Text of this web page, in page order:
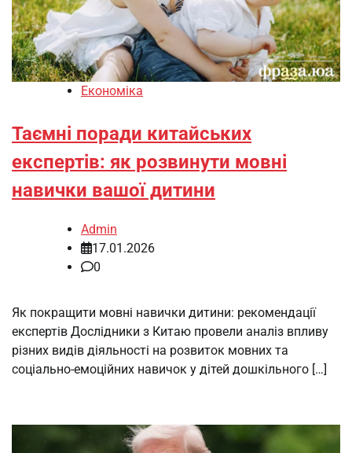
Економіка
Таємні поради китайських
експертів: як розвинути мовні
навички вашої дитини
Admin
17.01.2026
0
Як покращити мовні навички дитини: рекомендації
експертів Дослідники з Китаю провели аналіз впливу
різних видів діяльності на розвиток мовних та
соціально-емоційних навичок у дітей дошкільного […]